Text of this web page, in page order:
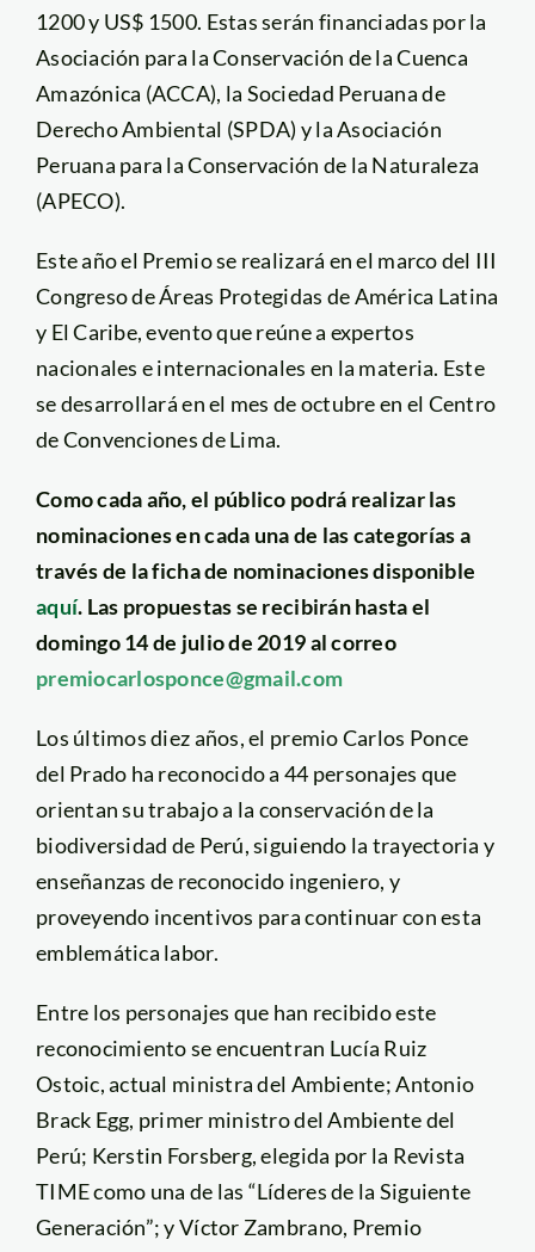
1200 y US$ 1500. Estas serán financiadas por la
Asociación para la Conservación de la Cuenca
Amazónica (ACCA), la Sociedad Peruana de
Derecho Ambiental (SPDA) y la Asociación
Peruana para la Conservación de la Naturaleza
(APECO).
Este año el Premio se realizará en el marco del III
Congreso de Áreas Protegidas de América Latina
y El Caribe, evento que reúne a expertos
nacionales e internacionales en la materia. Este
se desarrollará en el mes de octubre en el Centro
de Convenciones de Lima.
Como cada año, el público podrá realizar las
nominaciones en cada una de las categorías a
través de la ficha de nominaciones disponible
aquí. Las propuestas se recibirán hasta el
domingo 14 de julio de 2019 al correo
premiocarlosponce@gmail.com
Los últimos diez años, el premio Carlos Ponce
del Prado ha reconocido a 44 personajes que
orientan su trabajo a la conservación de la
biodiversidad de Perú, siguiendo la trayectoria y
enseñanzas de reconocido ingeniero, y
proveyendo incentivos para continuar con esta
emblemática labor.
Entre los personajes que han recibido este
reconocimiento se encuentran Lucía Ruiz
Ostoic, actual ministra del Ambiente; Antonio
Brack Egg, primer ministro del Ambiente del
Perú; Kerstin Forsberg, elegida por la Revista
TIME como una de las “Líderes de la Siguiente
Generación”; y Víctor Zambrano, Premio